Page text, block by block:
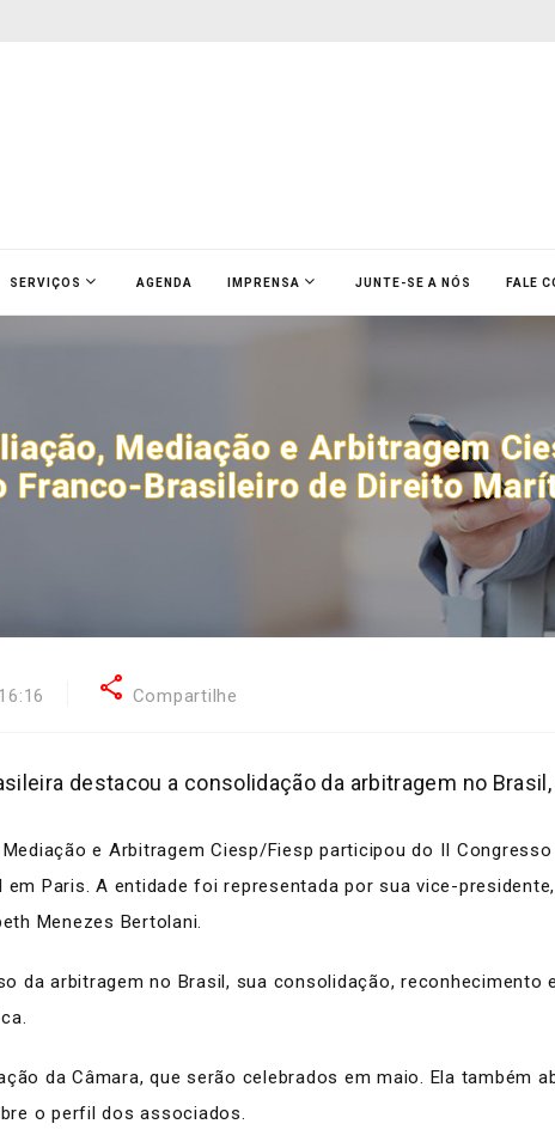
SERVIÇOS AGENDA IMPRENSA JUNTE-SE A NÓS FALE
Mediação e Arbitragem
Franco-Brasileiro de Direito
share Compartilhe
destacou a consolidação da arbitragem no
e Arbitragem Ciesp/Fiesp participou do II
Paris. A entidade foi representada por sua vice-
Menezes Bertolani.
da arbitragem no Brasil, sua consolidação, reconhecimento
da Câmara, que serão celebrados em maio. Ela também
o perfil dos associados.